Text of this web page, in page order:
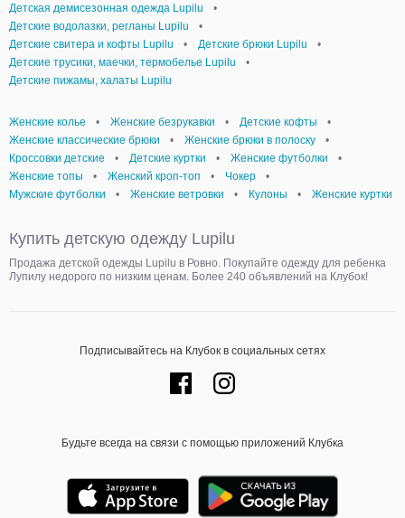
Детская демисезонная одежда Lupilu
•
Детские водолазки, регланы Lupilu
•
Детские свитера и кофты Lupilu
• Детские брюки Lupilu
•
Детские трусики, маечки, термобелье Lupilu
•
Детские пижамы, халаты Lupilu
Женские колье • Женские безрукавки • Детские кофты
•
Женские классические брюки
• Женские брюки в полоску
•
Кроссовки детские
• Детские куртки • Женские футболки
•
Женские топы
• Женский кроп-топ • Чокер
•
Мужские футболки
• Женские ветровки • Кулоны • Женские куртки
Купить детскую одежду Lupilu
Продажа детской одежды Lupilu в Ровно. Покупайте одежду для ребенка
Лупилу недорого по низким ценам. Более 240 объявлений на Клубок!
Подписывайтесь на Клубок в социальных сетях
Будьте всегда на связи с помощью приложений Клубка